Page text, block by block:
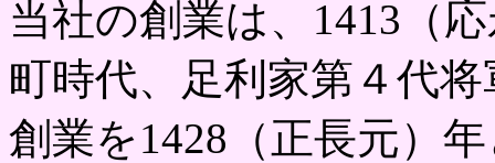
当社の創業は、1413（
町時代、足利家第４代
創業を1428（正長元）